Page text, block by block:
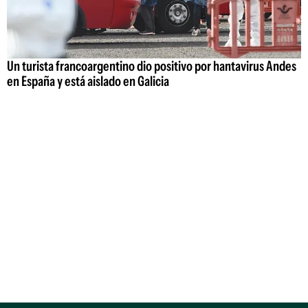
Un turista francoargentino dio positivo por hantavirus Andes
en España y está aislado en Galicia